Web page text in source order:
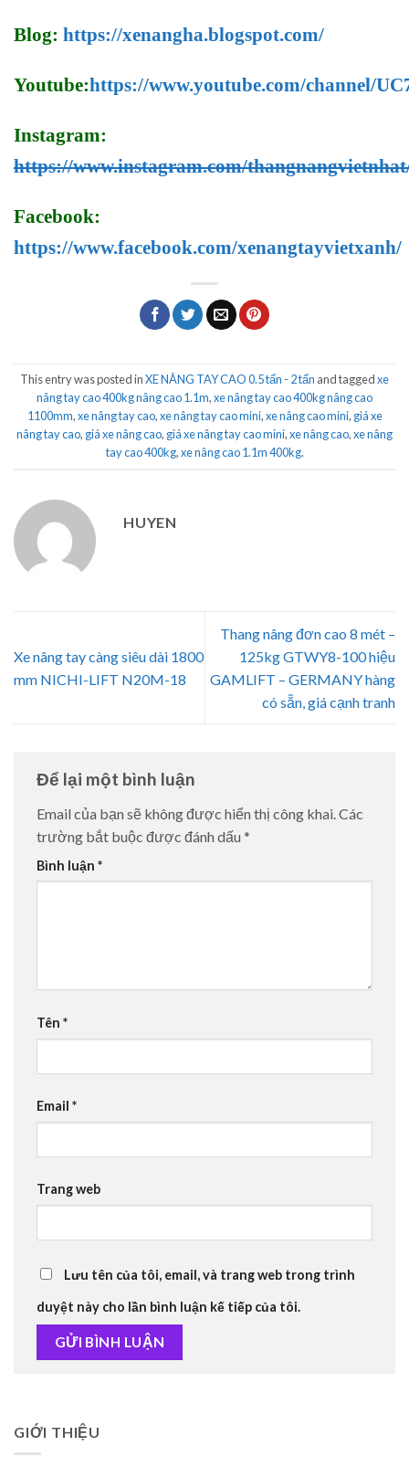
Blog: https://xenangha.blogspot.com/
Youtube:https://www.youtube.com/channel/
Instagram:
https://www.instagram.com/
Facebook:
https://www.facebook.com/xenangtayvietxanh/
This entry was posted inXE NÂNG TAY CAO 0.5 tấn - 2 tấn and taggedxe
nâng tay cao 400kg nâng cao 1.1m,xe nâng tay cao 400kg nâng cao
1100mm,xe nâng tay cao,xe nâng tay cao mini,xe nâng cao mini, giá xe
nâng tay cao, giá xe nâng cao, giá xe nâng tay cao mini,xe nâng cao,xe nâng
tay cao 400kg,xe nâng cao 1.1m 400kg.
HUYEN
Xe nâng tay càng siêu dài 1800
mm NICHI-LIFT N20M-18
Thang nâng đơn cao 8 mét –
125kg GTWY8-100 hiệu
GAMLIFT – GERMANY hàng
có sẵn, giá cạnh tranh
Để lại một bình luận
Email của bạn sẽ không được hiển thị công khai. Các
trường bắt buộc được đánh dấu *
Bình luận *
Tên *
Email *
Trang web
Lưu tên của tôi, email, và trang web trong trình
duyệt này cho lần bình luận kế tiếp của tôi.
GIỚI THIỆU